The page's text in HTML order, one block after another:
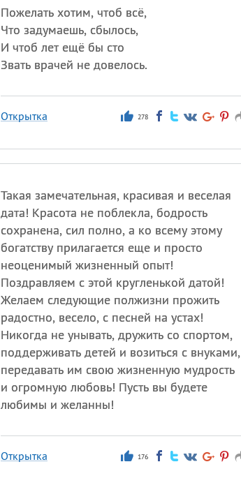
Пожелать хотим, чтоб всё,
Что задумаешь, сбылось,
И чтоб лет ещё бы сто
Звать врачей не довелось.
Открытка 278
Такая замечательная, красивая и веселая
дата! Красота не поблекла, бодрость
сохранена, сил полно, а ко всему этому
богатству прилагается еще и просто
неоценимый жизненный опыт!
Поздравляем с этой кругленькой датой!
Желаем следующие полжизни прожить
радостно, весело, с песней на устах!
Никогда не унывать, дружить со спортом,
поддерживать детей и возиться с внуками,
передавать им свою жизненную мудрость
и огромную любовь! Пусть вы будете
любимы и желанны!
Открытка 176